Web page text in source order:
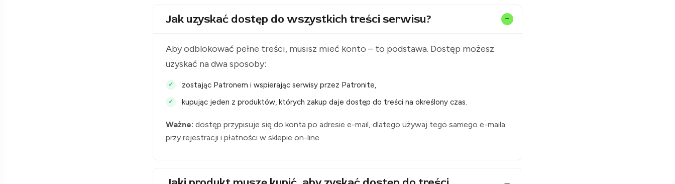
Jak uzyskać dostęp do wszystkich treści serwisu?
Aby odblokować pełne treści, musisz mieć konto – to podstawa. Dostęp możesz
uzyskać na dwa sposoby:
zostając Patronem i wspierając serwisy przez Patronite,
kupując jeden z produktów, których zakup daje dostęp do treści na określony czas.
Ważne: dostęp przypisuje się do konta po adresie e-mail, dlatego używaj tego samego e-maila
przy rejestracji i płatności w sklepie on-line.